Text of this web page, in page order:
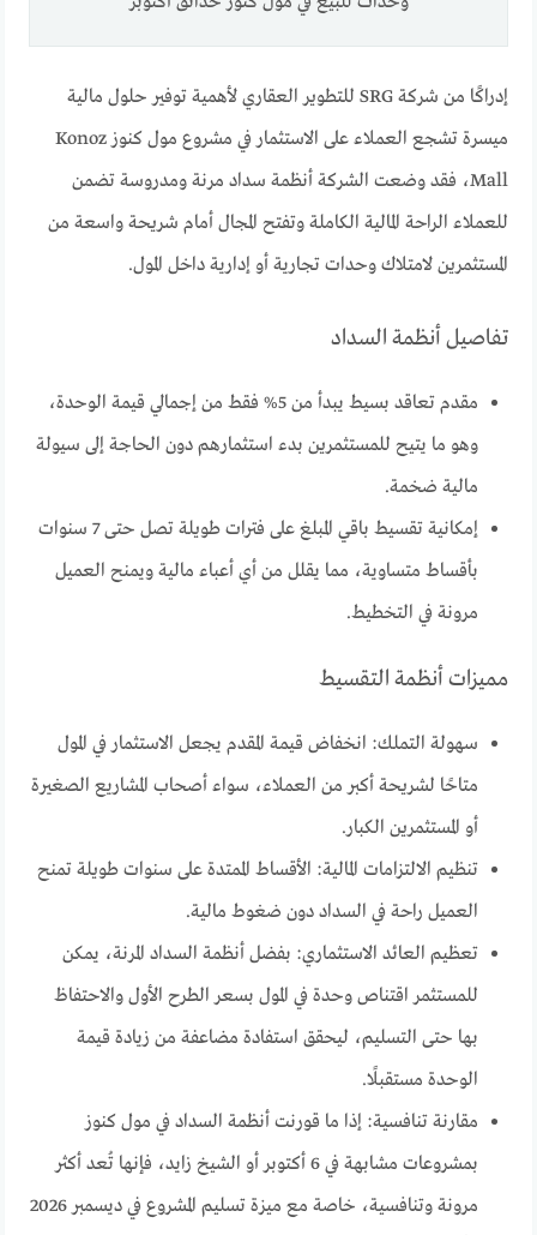
إدراكًا من شركة SRG للتطوير العقاري لأهمية توفير حلول مالية
ميسرة تشجع العملاء على الاستثمار في مشروع مول كنوز Konoz
Mall، فقد وضعت الشركة أنظمة سداد مرنة ومدروسة تضمن
للعملاء الراحة المالية الكاملة وتفتح المجال أمام شريحة واسعة من
المستثمرين لامتلاك وحدات تجارية أو إدارية داخل المول.
تفاصيل أنظمة السداد
مقدم تعاقد بسيط يبدأ من 5% فقط من إجمالي قيمة الوحدة،
وهو ما يتيح للمستثمرين بدء استثمارهم دون الحاجة إلى سيولة
مالية ضخمة.
إمكانية تقسيط باقي المبلغ على فترات طويلة تصل حتى 7 سنوات
بأقساط متساوية، مما يقلل من أي أعباء مالية ويمنح العميل
مرونة في التخطيط.
مميزات أنظمة التقسيط
سهولة التملك: انخفاض قيمة المقدم يجعل الاستثمار في المول
متاحًا لشريحة أكبر من العملاء، سواء أصحاب المشاريع الصغيرة
أو المستثمرين الكبار.
تنظيم الالتزامات المالية: الأقساط الممتدة على سنوات طويلة تمنح
العميل راحة في السداد دون ضغوط مالية.
تعظيم العائد الاستثماري: بفضل أنظمة السداد المرنة، يمكن
للمستثمر اقتناص وحدة في المول بسعر الطرح الأول والاحتفاظ
بها حتى التسليم، ليحقق استفادة مضاعفة من زيادة قيمة
الوحدة مستقبلًا.
مقارنة تنافسية: إذا ما قورنت أنظمة السداد في مول كنوز
بمشروعات مشابهة في 6 أكتوبر أو الشيخ زايد، فإنها تُعد أكثر
مرونة وتنافسية، خاصة مع ميزة تسليم المشروع في ديسمبر 2026